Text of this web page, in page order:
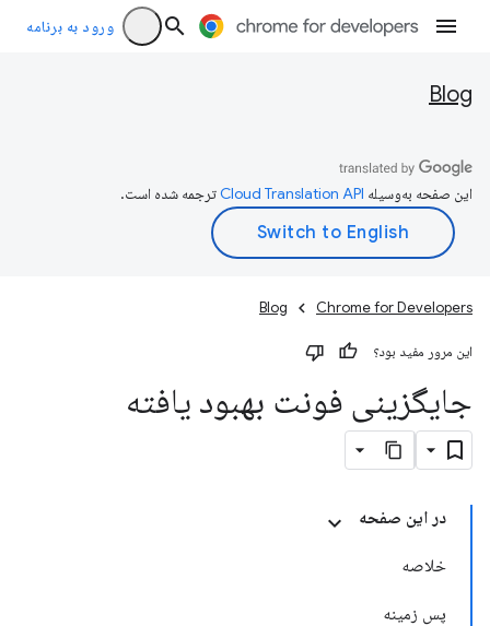
ورود به برنامه
Blog
این صفحه به‌وسیله ترجمه شده است.
Chrome for Developers
Blog
این مرور مفید بود؟
جایگزینی فونت بهبود یافته
در این صفحه
خلاصه
پس زمینه